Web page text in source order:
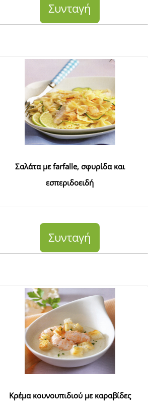
Συνταγή
Σαλάτα με farfalle, σφυρίδα και
εσπεριδοειδή
Συνταγή
Κρέμα κουνουπιδιού με καραβίδες